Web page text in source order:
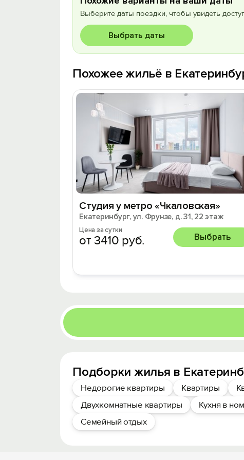
Выберите даты поездки, чтобы увидеть
Выбрать даты
Похожее жильё в
Студия у метро «Чкаловская»
Екатеринбург, ул. Фрунзе, д. 31, 22 этаж
Цена за сутки
от 3410 руб. Выбрать
Подборки жилья в
Недорогие квартиры Квартиры
Двухкомнатные квартиры
Кухня в
Семейный отдых